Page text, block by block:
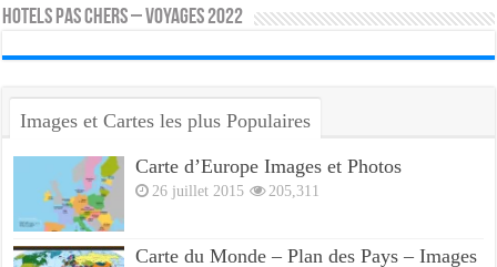
HOTELS PAS CHERS – VOYAGES 2022
Images et Cartes les plus Populaires
Carte d’Europe Images et Photos
26 juillet 2015 205,311
Carte du Monde – Plan des Pays – Images